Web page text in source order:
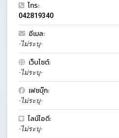
โทร:
042819340
อีเมล:
-ไม่ระบุ-
เว็บไซต์:
-ไม่ระบุ-
เฟซบุ๊ก:
-ไม่ระบุ-
ไลน์ไอดี:
-ไม่ระบุ-